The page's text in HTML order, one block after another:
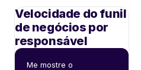
Velocidade do funil
de negócios por
responsável
Me mostre o